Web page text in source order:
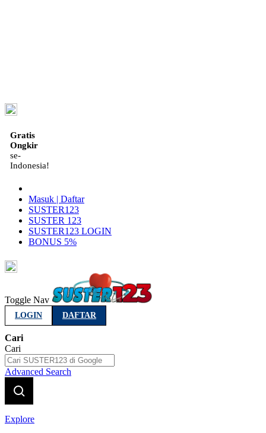
Gratis
Ongkir
se-
Indonesia!
Masuk | Daftar
SUSTER123
SUSTER 123
SUSTER123 LOGIN
BONUS 5%
Toggle Nav
LOGIN DAFTAR
Cari
Cari
Advanced Search
Explore